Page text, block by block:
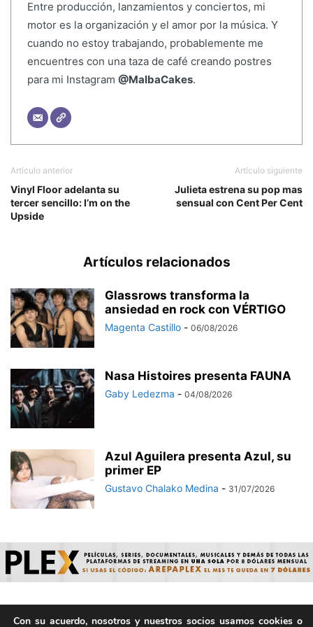
Entre producción, lanzamientos y conciertos, mi
motor es la organización y el amor por la música. Y
cuando no estoy trabajando, probablemente me
encuentres con una taza de café creando postres
para mi Instagram @MalbaCakes.
Artículo anterior
Vinyl Floor adelanta su
tercer sencillo: I’m on the
Upside
Artículo siguiente
Julieta estrena su pop mas
sensual con Cent Per Cent
Artículos relacionados
Glassrows transforma la
ansiedad en rock con VÉRTIGO
Magenta Castillo - 06/08/2026
Nasa Histoires presenta FAUNA
Gaby Ledezma - 04/08/2026
Azul Aguilera presenta Azul, su
primer EP
Gustavo Chalako Medina - 31/07/2026
Con su acuerdo, nosotros y nuestros socios usamos cookies o